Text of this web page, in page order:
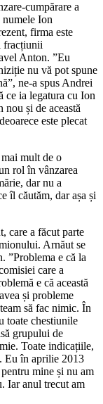
cumpărare a
numele Ion
firma este
fracțiunii
Anton. ”Eu
nu vă pot spune
ne-a spus Andrei
ce ia legatura cu Ion
și de această
este plecat
mult de o
rol în vânzarea
dar nu a
îl căutăm, dar așa și
care a făcut parte
Arnăut se
”Problema e că la
care a
e că această
și probleme
să fac nimic. În
toate chestiunile
grupului de
Toate indicațiile,
Eu în aprilie 2013
mine și nu am
Iar anul trecut am